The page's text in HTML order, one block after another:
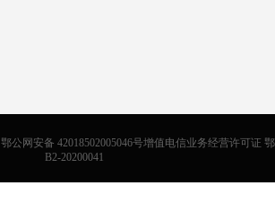
鄂公网安备 42018502005046号增值电信业务经营许可证 鄂
B2-20200041